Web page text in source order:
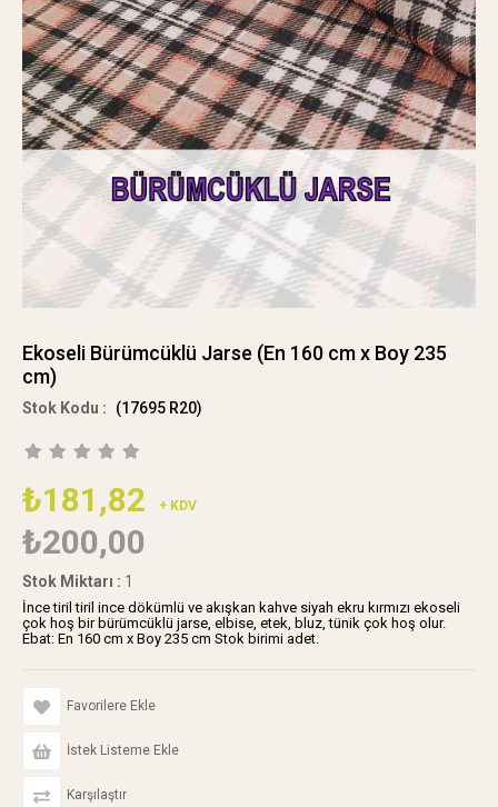
Ekoseli Bürümcüklü Jarse (En 160 cm x Boy 235
cm)
(17695 R20)
₺181,82 + KDV
₺200,00
Stok Miktarı : 1
İnce tiril tiril ince dökümlü ve akışkan kahve siyah ekru kırmızı ekoseli
çok hoş bir bürümcüklü jarse, elbise, etek, bluz, tünik çok hoş olur.
Ebat: En 160 cm x Boy 235 cm Stok birimi adet.
Favorilere Ekle
İstek Listeme Ekle
Karşılaştır